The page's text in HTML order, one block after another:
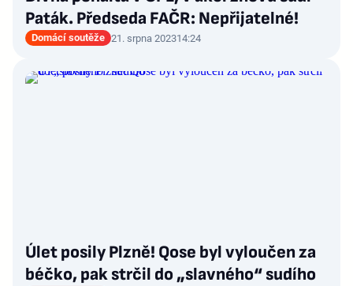
Paták. Předseda FAČR: Nepřijatelné!
Domácí soutěže 21. srpna 202314:24
Úlet posily Plzně! Qose byl vyloučen za
béčko, pak strčil do „slavného“ sudího